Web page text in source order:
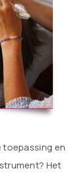
toepassing en
Het